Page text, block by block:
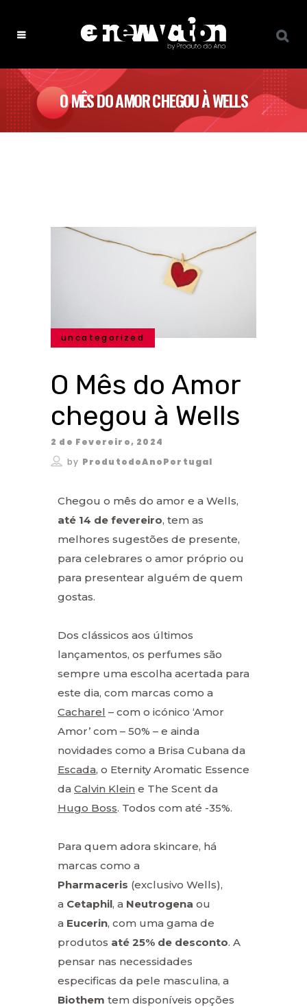
O MÊS DO AMOR CHEGOU À WELLS
uncategorized
O Mês do Amor
chegou à Wells
2 de Fevereiro, 2024
by ProdutodoAnoPortugal
Chegou o mês do amor e a Wells,
até 14 de fevereiro, tem as
melhores sugestões de presente,
para celebrares o amor próprio ou
para presentear alguém de quem
gostas.
Dos clássicos aos últimos
lançamentos, os perfumes são
sempre uma escolha acertada para
este dia, com marcas como a
Cacharel – com o icónico ‘Amor
Amor’ com – 50% – e ainda
novidades como a Brisa Cubana da
Escada, o Eternity Aromatic Essence
da Calvin Klein e The Scent da
Hugo Boss. Todos com até -35%.
Para quem adora skincare, há
marcas como a
Pharmaceris (exclusivo Wells),
a Cetaphil, a Neutrogena ou
a Eucerin, com uma gama de
produtos até 25% de desconto. A
pensar nas necessidades
especificas da pele masculina, a
Biothem tem disponíveis opções